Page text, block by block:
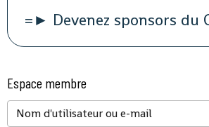
=► Devenez sponsors du
Espace membre